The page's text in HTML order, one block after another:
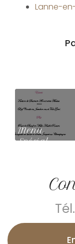
Lanne-
Menu
Spécial
Tél.